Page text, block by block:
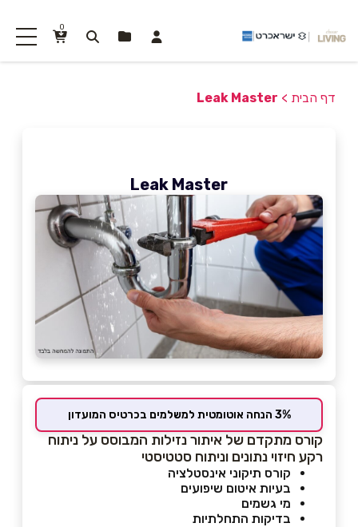
0
דף הבית >
Leak Master
Leak Master
3% הנחה אוטומטית למשלמים בכרטיס המועדון
קורס מתקדם של איתור נזילות המבוסס על ניתוח
רקע חיזוי נתונים וניתוח סטטיסטי
קורס תיקוני אינסטלציה
בעיות איטום שיפועים
מי גשמים
בדיקות התחלתיות